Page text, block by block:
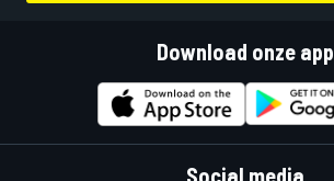
Download onze app
Social media